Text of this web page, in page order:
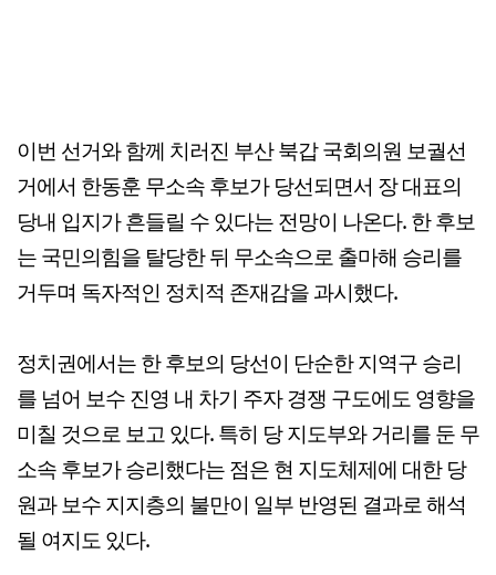
이번 선거와 함께 치러진 부산 북갑 국회의원 보궐선
거에서 한동훈 무소속 후보가 당선되면서 장 대표의
당내 입지가 흔들릴 수 있다는 전망이 나온다. 한 후보
는 국민의힘을 탈당한 뒤 무소속으로 출마해 승리를
거두며 독자적인 정치적 존재감을 과시했다.
정치권에서는 한 후보의 당선이 단순한 지역구 승리
를 넘어 보수 진영 내 차기 주자 경쟁 구도에도 영향을
미칠 것으로 보고 있다. 특히 당 지도부와 거리를 둔 무
소속 후보가 승리했다는 점은 현 지도체제에 대한 당
원과 보수 지지층의 불만이 일부 반영된 결과로 해석
될 여지도 있다.